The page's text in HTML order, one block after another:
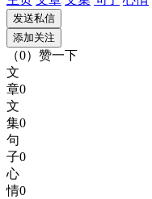
（0） 赞一下
文
章0
文
集0
句
子0
心
情0